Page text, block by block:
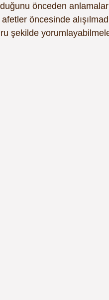
önceden
öncesinde
şekilde